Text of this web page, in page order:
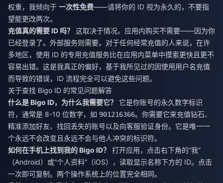
权重，我倾向于 一次性免费——请将你的 ID 视为永久的，不要指
望能更改两次。
充值真的需要 ID 吗？
这取决于情况。应用内购买不需要——因为你
已经登录了。外部服务则需要。对于任何经常充值的人来说，在许
多地区，使用 ID 的专用充值服务比在应用内菜单中摸索更快且更不
容易出错。这是我真正的偏好，基于我所见过的因使用用户名充值
而导致的错误，ID 流程完全可以避免这些问题。
关于查找 Bigo ID 的常见问题解答
什么是 Bigo ID，为什么我需要它？
它是你账号的永久数字标识
符，通常是 8-10 位数字，如 901216366。你需要它来充值钻石、
精准添加好友、找回丢失的账号以及向客服验证身份。它是唯一一
个永远不会改变且永远不会与他人冲突的标识符。
如何在手机上找到我的 Bigo ID？
打开应用，点击右下角的“我”
（Android）或“个人资料”（iOS），读取显示名称下方的 ID。点击
一次即可复制。两个操作系统上的位置完全相同。